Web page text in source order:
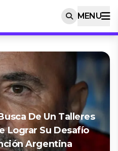
MENU
De Un Talleres
Lograr Su Desafío
Argentina